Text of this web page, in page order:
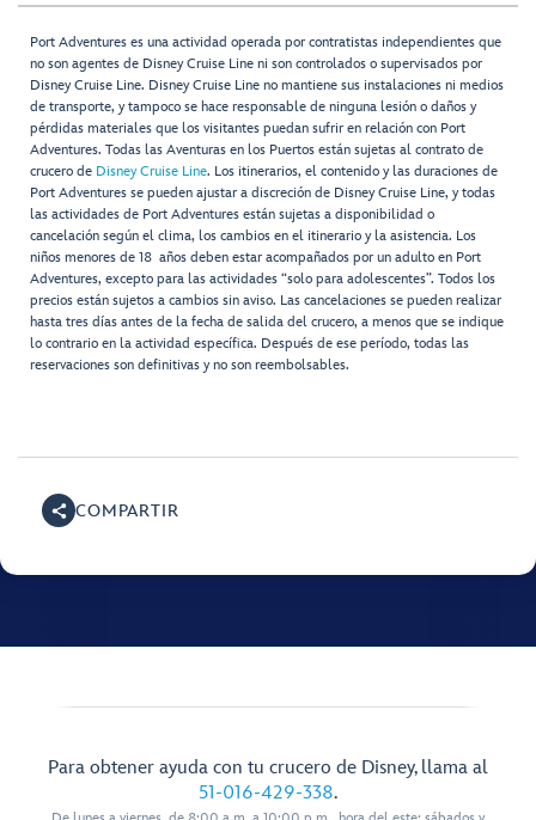
Port Adventures es una actividad operada por contratistas independientes que
no son agentes de Disney Cruise Line ni son controlados o supervisados por
Disney Cruise Line. Disney Cruise Line no mantiene sus instalaciones ni medios
de transporte, y tampoco se hace responsable de ninguna lesión o daños y
pérdidas materiales que los visitantes puedan sufrir en relación con Port
Adventures. Todas las Aventuras en los Puertos están sujetas al contrato de
crucero de Disney Cruise Line. Los itinerarios, el contenido y las duraciones de
Port Adventures se pueden ajustar a discreción de Disney Cruise Line, y todas
las actividades de Port Adventures están sujetas a disponibilidad o
cancelación según el clima, los cambios en el itinerario y la asistencia. Los
niños menores de 18 años deben estar acompañados por un adulto en Port
Adventures, excepto para las actividades “solo para adolescentes”. Todos los
precios están sujetos a cambios sin aviso. Las cancelaciones se pueden realizar
hasta tres días antes de la fecha de salida del crucero, a menos que se indique
lo contrario en la actividad específica. Después de ese período, todas las
reservaciones son definitivas y no son reembolsables.
COMPARTIR
Para obtener ayuda con tu crucero de Disney, llama al
51-016-429-338.